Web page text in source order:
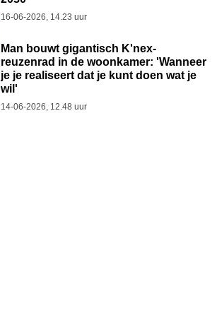
16-06-2026, 14.23 uur
Man bouwt gigantisch K'nex-
reuzenrad in de woonkamer: 'Wanneer
je je realiseert dat je kunt doen wat je
wil'
14-06-2026, 12.48 uur